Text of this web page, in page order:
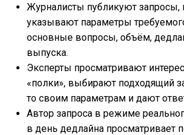
Журналисты публикуют запросы,
указывают параметры
основные вопросы, объём,
выпуска.
Эксперты просматривают
«полки», выбирают подходящий
то своим параметрам и дают
Автор запроса в режиме
в день дедлайна просматривает